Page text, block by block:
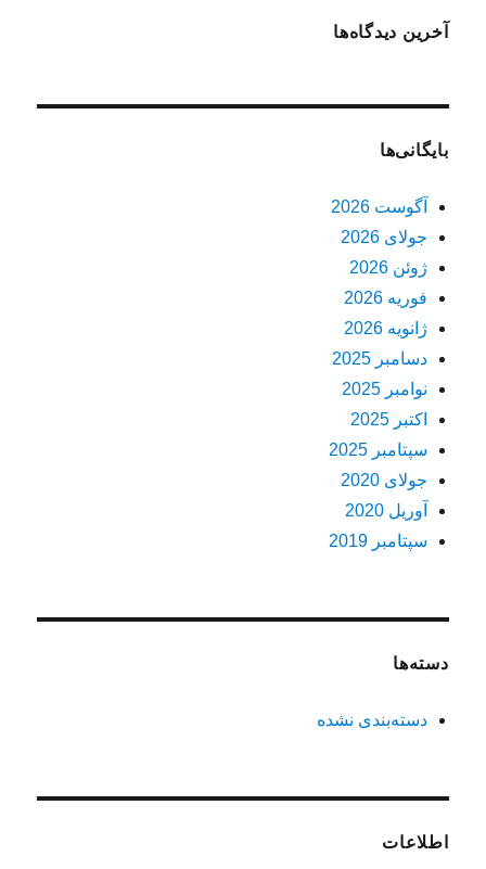
آخرین دیدگاه‌ها
بایگانی‌ها
آگوست 2026
جولای 2026
ژوئن 2026
فوریه 2026
ژانویه 2026
دسامبر 2025
نوامبر 2025
اکتبر 2025
سپتامبر 2025
جولای 2020
آوریل 2020
سپتامبر 2019
دسته‌ها
دسته‌بندی نشده
اطلاعات